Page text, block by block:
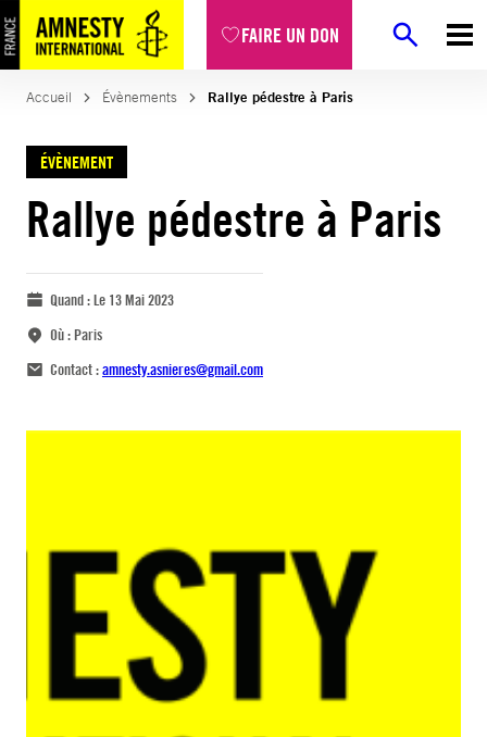
FAIRE UN DON
Accueil Évènements Rallye pédestre à Paris
ÉVÈNEMENT
Rallye pédestre à Paris
Quand :Le 13 Mai 2023
Où :Paris
Contact :amnesty.asnieres@gmail.com